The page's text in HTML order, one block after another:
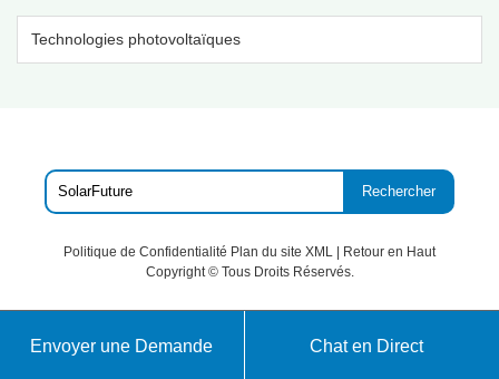
Technologies photovoltaïques
Rechercher
Politique de Confidentialité Plan du site XML
Retour en Haut
Copyright © Tous Droits Réservés.
Envoyer une Demande Chat en Direct